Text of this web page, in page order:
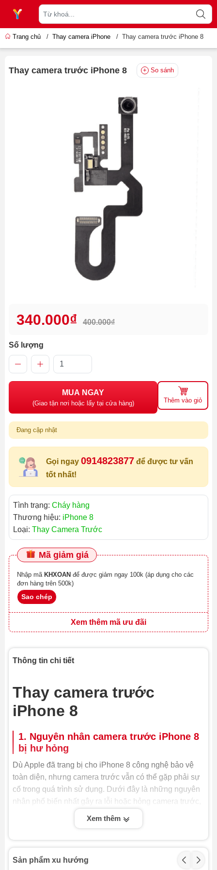
Trang chủ / Thay camera iPhone / Thay camera trước iPhone 8
Thay camera trước iPhone 8 So sánh
340.000₫ 400.000₫
Số lượng
MUA NGAY
(Giao tận nơi hoặc lấy tại cửa hàng) Thêm vào giỏ
Đang cập nhật
Gọi ngay 0914823877 để được tư vấn
tốt nhất!
Tình trạng: Cháy hàng
Thương hiệu: iPhone 8
Loại: Thay Camera Trước
Mã giảm giá
Nhập mã KHXOAN
đơn hàng trên 500k)
Sao chép
Xem thêm mã ưu đãi
Thông tin chi tiết
Thay camera trước
iPhone 8
1. Nguyên nhân camera trước iPhone 8
bị hư hỏng
Dù Apple đã trang bị cho iPhone 8 công nghệ bảo vệ
toàn diện, nhưng camera trước vẫn có thể gặp phải sự
cố trong quá trình sử dụng. Dưới đây là những nguyên
nhân phổ biến nhất gây ra lỗi hoặc hỏng camera trước,
buộc bạn phải thay camera trước iPhone 8 hoặc sửa
khiến camera trước bị hỏng. Lực tác động mạnh có thể
Xem thêm
Sản phẩm xu hướng